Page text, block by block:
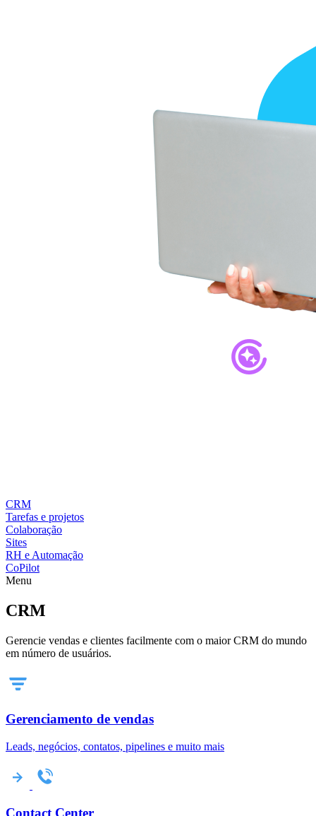
CRM
Tarefas e projetos
Colaboração
Sites
RH e Automação
CoPilot
Menu
CRM
Gerencie vendas e clientes facilmente com o maior CRM do mundo
em número de usuários.
Gerenciamento de vendas
Leads, negócios, contatos, pipelines e muito mais
Contact Center